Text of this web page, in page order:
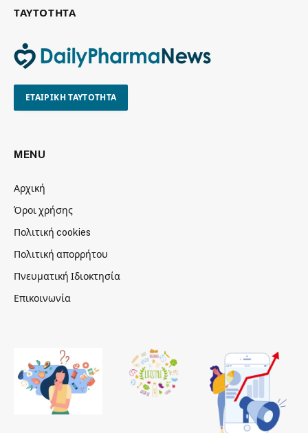
ΤΑΥΤΟΤΗΤΑ
ΕΤΑΙΡΙΚΗ ΤΑΥΤΟΤΗΤΑ
MENU
Αρχική
Όροι χρήσης
Πολιτική cookies
Πολιτική απορρήτου
Πνευματική Ιδιοκτησία
Επικοινωνία